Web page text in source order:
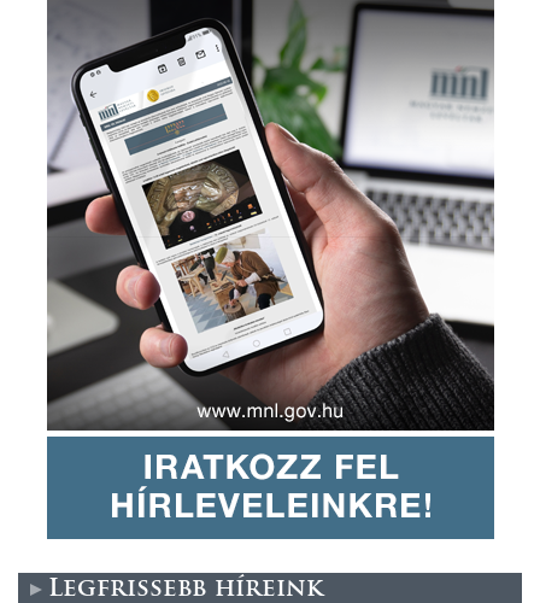
Legfrissebb híreink